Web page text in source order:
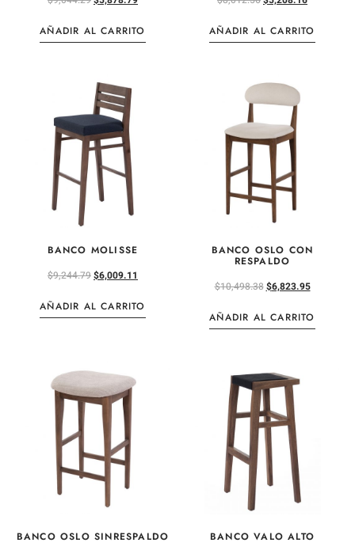
AÑADIR AL CARRITO AÑADIR AL CARRITO
BANCO MOLISSE
$9,244.79$6,009.11
AÑADIR AL CARRITO
BANCO OSLO CON
RESPALDO
$10,498.38$6,823.95
AÑADIR AL CARRITO
BANCO OSLO SINRESPALDO
BANCO VALO ALTO